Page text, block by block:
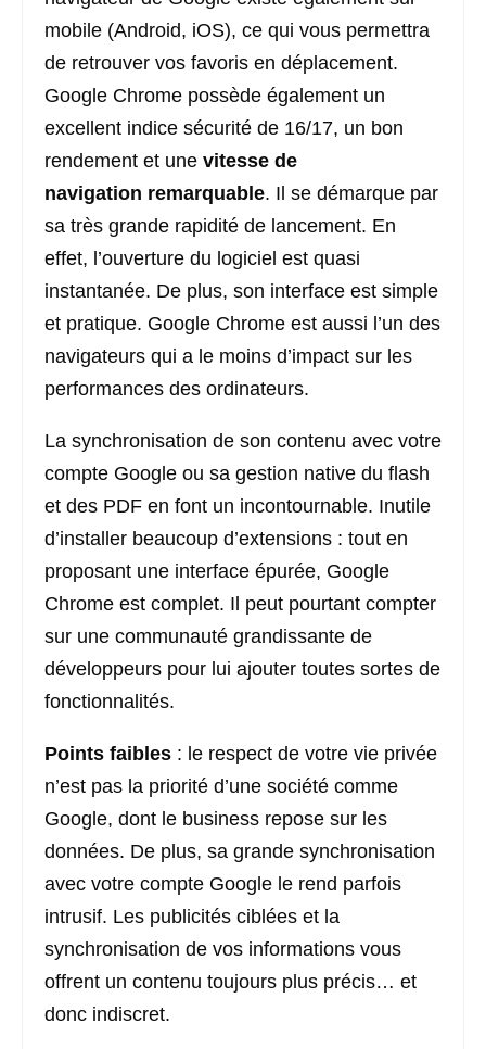
mobile (Android, iOS), ce qui vous permettra
de retrouver vos favoris en déplacement.
Google Chrome possède également un
excellent indice sécurité de 16/17, un bon
rendement et une vitesse de
navigation remarquable. Il se démarque par
sa très grande rapidité de lancement. En
effet, l’ouverture du logiciel est quasi
instantanée. De plus, son interface est simple
et pratique. Google Chrome est aussi l’un des
navigateurs qui a le moins d’impact sur les
performances des ordinateurs.
La synchronisation de son contenu avec votre
compte Google ou sa gestion native du flash
et des PDF en font un incontournable. Inutile
d’installer beaucoup d’extensions : tout en
proposant une interface épurée, Google
Chrome est complet. Il peut pourtant compter
sur une communauté grandissante de
développeurs pour lui ajouter toutes sortes de
fonctionnalités.
Points faibles : le respect de votre vie privée
n’est pas la priorité d’une société comme
Google, dont le business repose sur les
données. De plus, sa grande synchronisation
avec votre compte Google le rend parfois
intrusif. Les publicités ciblées et la
synchronisation de vos informations vous
offrent un contenu toujours plus précis… et
donc indiscret.